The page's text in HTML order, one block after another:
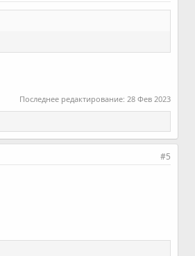
Последнее редактирование:28 Фев 2023
#5